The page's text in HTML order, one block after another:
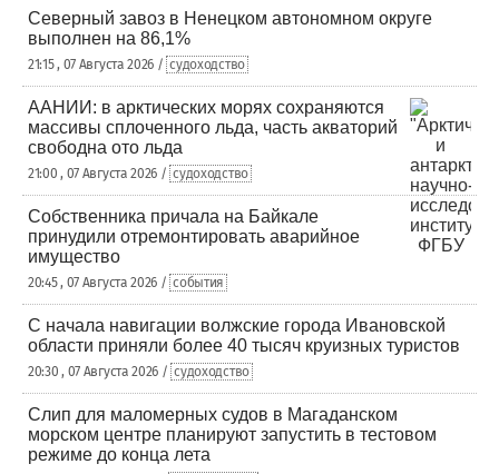
Северный завоз в Ненецком автономном округе
выполнен на 86,1%
21:15 , 07 Августа 2026 / судоходство
ААНИИ: в арктических морях сохраняются
массивы сплоченного льда, часть акваторий
свободна ото льда
21:00 , 07 Августа 2026 / судоходство
Собственника причала на Байкале
принудили отремонтировать аварийное
имущество
20:45 , 07 Августа 2026 / события
С начала навигации волжские города Ивановской
области приняли более 40 тысяч круизных туристов
20:30 , 07 Августа 2026 / судоходство
Слип для маломерных судов в Магаданском
морском центре планируют запустить в тестовом
режиме до конца лета